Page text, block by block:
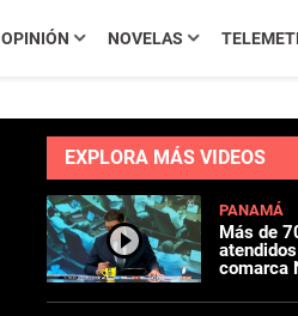
OPINIÓN NOVELAS
EXPLORA MÁS VIDEOS
PANAMÁ
Más de
comarca